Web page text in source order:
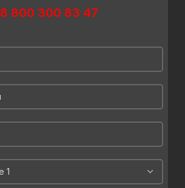
8 800 300 83 47